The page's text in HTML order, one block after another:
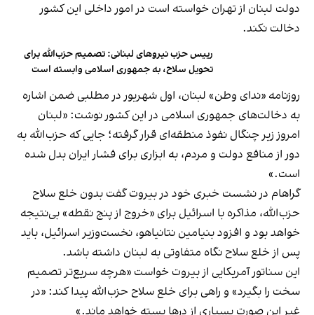
دولت لبنان از تهران خواسته است در امور داخلی این کشور
دخالت نکند.
رییس حزب نیروهای لبنانی: تصمیم حزب‌الله برای
تحویل سلاح‌، به جمهوری اسلامی وابسته است
روزنامه «ندای وطن» لبنان، اول شهریور در مطلبی ضمن اشاره
به دخالت‌های جمهوری اسلامی در این کشور نوشت: «لبنان
امروز زیر چنگال نفوذ منطقه‌ای قرار گرفته؛ جایی که حزب‌الله به
دور از منافع دولت و مردم، به ابزاری برای فشار ایران بدل شده
است.»
گراهام در نشست خبری خود در بیروت گفت بدون خلع سلاح
حزب‌الله، مذاکره با اسرائیل برای «خروج از پنج نقطه» بی‌نتیجه
خواهد بود و افزود بنیامین نتانیاهو، نخست‌وزیر اسرائیل، باید
پس از خلع سلاح نگاه متفاوتی به لبنان داشته باشد.
این سناتور آمریکایی از بیروت خواست «هرچه سریع‌تر تصمیم
سخت را بگیرد» و راهی برای خلع سلاح حزب‌الله پیدا کند: «در
غیر این صورت بسیاری از درها بسته خواهد ماند.»